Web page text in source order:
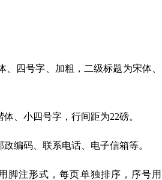
四号字、加粗，二级标题为宋体、
、小四号字，行间距为22磅。
编码、联系电话、电子信箱等。
注形式，每页单独排序，序号用